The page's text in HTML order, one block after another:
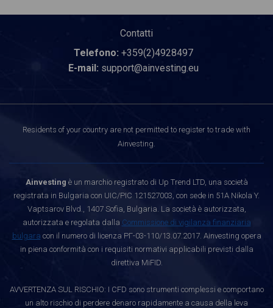
Contatti
Telefono: +359(2)4928497
E-mail: support@ainvesting.eu
Residents of your country are not permitted to register to trade with
Ainvesting.
Ainvesting è un marchio registrato di Up Trend LTD, una società
registrata in Bulgaria con UIC/PIC 121527003, con sede in 51A Nikola Y.
Vaptsarov Blvd., 1407 Sofia, Bulgaria. La società è autorizzata,
autorizzata e regolata dalla Commissione di vigilanza finanziaria
bulgara con il numero di licenza РГ-03-110/13.07.2017. Ainvesting opera
in piena conformità con i requisiti normativi applicabili previsti dalla
direttiva MiFID.
AVVERTENZA SUL RISCHIO: I CFD sono strumenti complessi e comportano
un alto rischio di perdere denaro rapidamente a causa della leva